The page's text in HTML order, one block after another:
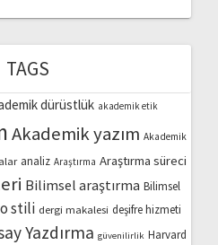
TAGS
dürüstlük akademik etik
Akademik yazım Akademik
analiz Araştırma Araştırma süreci
Bilimsel araştırma Bilimsel
stili dergi makalesi deşifre hizmeti
Yazdırma güvenilirlik Harvard